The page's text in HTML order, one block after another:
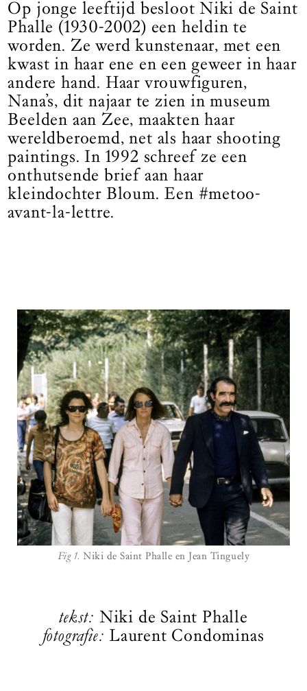
Op jonge leeftijd besloot Niki de Saint
Phalle (1930-2002) ­een heldin te
worden. Ze werd kunstenaar, met een
kwast in haar ene en een geweer in haar
andere hand. Haar vrouwfiguren,
Nana’s, dit najaar te zien in museum
Beelden aan Zee, maakten haar
wereldberoemd, net als haar shooting
paintings. In 1992 schreef ze een
onthutsende brief aan haar
kleindochter Bloum. Een #metoo-
avant-la-lettre.
Fig 1. Niki de Saint Phalle en Jean Tinguely
tekst: Niki de Saint Phalle
fotografie: Laurent Condominas